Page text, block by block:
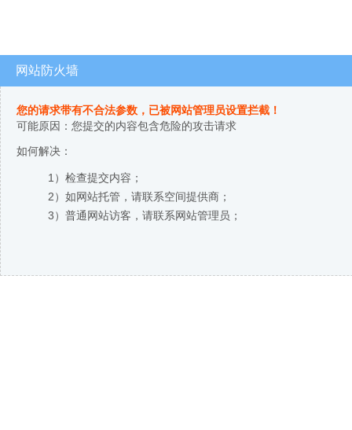
网站防火墙
您的请求带有不合法参数，已被网站管理员设置拦截！
可能原因：您提交的内容包含危险的攻击请求
如何解决：
1）检查提交内容；
2）如网站托管，请联系空间提供商；
3）普通网站访客，请联系网站管理员；